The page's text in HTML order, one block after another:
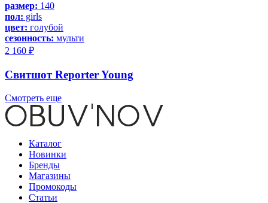
размер: 140
пол: girls
цвет: голубой
сезонность: мульти
2 160 ₽
Свитшот Reporter Young
Смотреть еще
Каталог
Новинки
Бренды
Магазины
Промокоды
Статьи